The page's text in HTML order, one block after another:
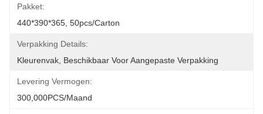
Pakket:
440*390*365, 50pcs/carton
Verpakking Details:
Kleurenvak, Beschikbaar Voor Aangepaste Verpakking
Levering Vermogen:
300,000PCS/Maand